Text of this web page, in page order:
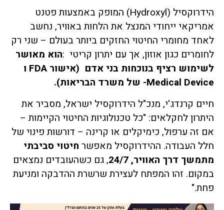
הידרוקסיל (Hydroxyl) המופק באמצעות פטנט
אמריקאי ייחודי המנצל את הלחות באוויר, נחשב
לאחד מחומרי החיטוי החזקים ביותר בעולם – שני רק
לחומרים כגון אוזון, אך עם יתרון קריטי :הוא מאושר
לשימוש רציף בנוכחות בני אדם (אישור
ו
Medical Device- של משרד הבריאות).
חיים קרנדג'י, מנכ"ל הידרוקסיל ישראל, מסביר את
היתרון לחקלאים: "כל טכנולוגיות החיטוי הקיימות –
אם זה ערפול, כימיקלים או קרינה – דורשות פינוי של
חלל העבודה. ההידרוקסיל מאפשר חיטוי סביבתי
מתמשך דרך האוויר, 24/7
, גם כשהעובדים נמצאים
במקום. זהו המפתח לעצירת שרשרת ההדבקה ומניעת
פחת."